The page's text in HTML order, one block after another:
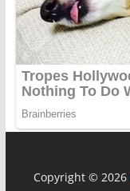
Copyright © 2026